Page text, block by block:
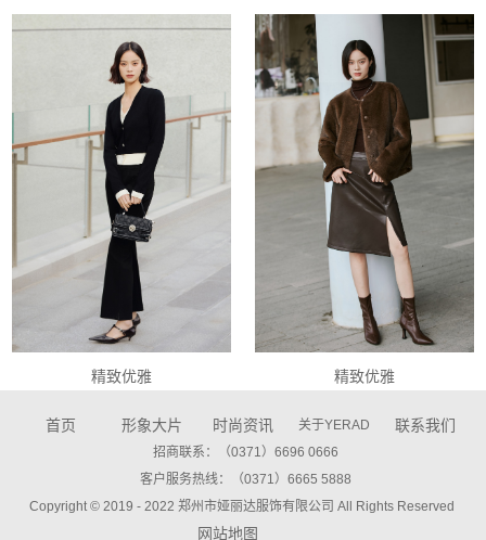
精致优雅 精致优雅
首页 形象大片 时尚资讯 关于YERAD 联系我们
招商联系：（0371）6696 0666
客户服务热线：（0371）6665 5888
Copyright © 2019 - 2022 郑州市娅丽达服饰有限公司 All Rights Reserved
网站地图